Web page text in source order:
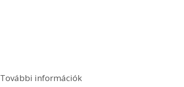
További információk